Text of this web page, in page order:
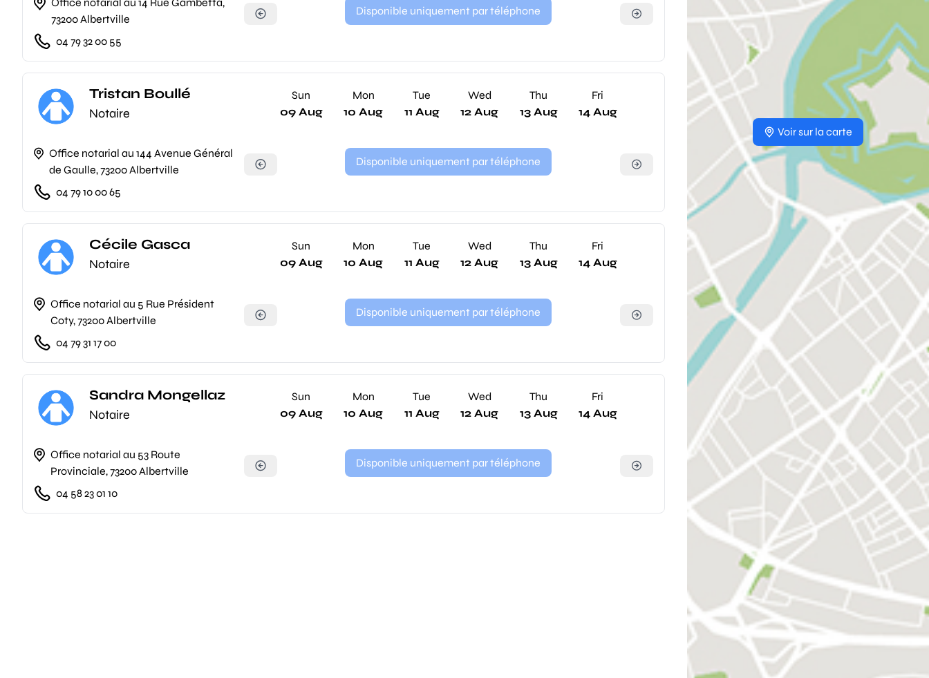
73200 Albertville
04 79 32 00 55
Disponible uniquement par téléphone
Tristan Boullé
Notaire
Office notarial au 144 Avenue Général
de Gaulle, 73200 Albertville
04 79 10 00 65
Sun
09 Aug
Mon
10 Aug
Tue
11 Aug
Wed
12 Aug
Thu
13 Aug
Fri
14 Aug
Disponible uniquement par téléphone
Cécile Gasca
Notaire
Office notarial au 5 Rue Président
Coty, 73200 Albertville
04 79 31 17 00
Sun
09 Aug
Mon
10 Aug
Tue
11 Aug
Wed
12 Aug
Thu
13 Aug
Fri
14 Aug
Disponible uniquement par téléphone
Sandra Mongellaz
Notaire
Office notarial au 53 Route
Provinciale, 73200 Albertville
04 58 23 01 10
Sun
09 Aug
Mon
10 Aug
Tue
11 Aug
Wed
12 Aug
Thu
13 Aug
Fri
14 Aug
Disponible uniquement par téléphone
Voir sur la carte